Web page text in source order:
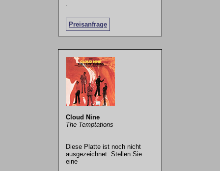
Preisanfrage
Cloud Nine
The Temptations
Diese Platte ist noch nicht
ausgezeichnet. Stellen Sie
eine